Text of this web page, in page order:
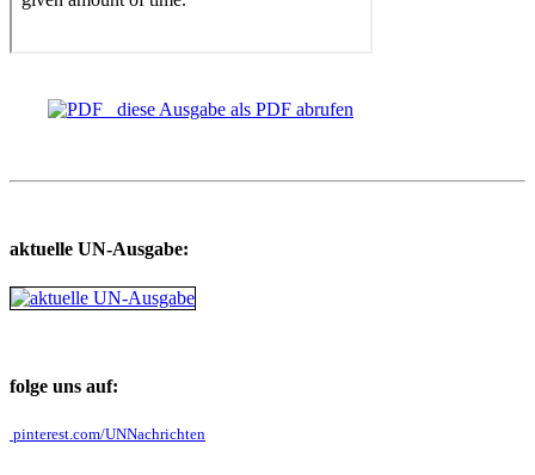
diese Ausgabe als PDF abrufen
aktuelle UN-Ausgabe:
folge uns auf:
pinterest.com/UNNachrichten